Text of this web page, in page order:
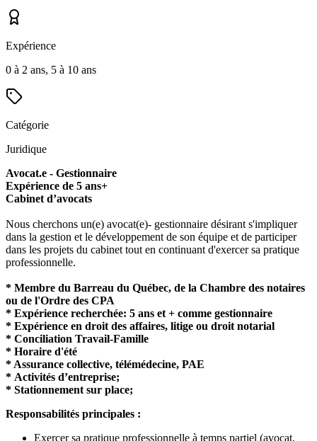
Expérience
0 à 2 ans, 5 à 10 ans
Catégorie
Juridique
Avocat.e - Gestionnaire
Expérience de 5 ans+
Cabinet d’avocats
Nous cherchons un(e) avocat(e)- gestionnaire désirant s'impliquer
dans la gestion et le développement de son équipe et de participer
dans les projets du cabinet tout en continuant d'exercer sa pratique
professionnelle.
* Membre du Barreau du Québec, de la Chambre des notaires
ou de l'Ordre des CPA
* Expérience recherchée: 5 ans et + comme gestionnaire
* Expérience en droit des affaires, litige ou droit notarial
* Conciliation Travail-Famille
* Horaire d'été
* Assurance collective, télémédecine, PAE
* Activités d’entreprise;
* Stationnement sur place;
Responsabilités principales :
Exercer sa pratique professionnelle à temps partiel (avocat,